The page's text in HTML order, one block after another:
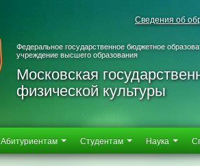
Сведения об
Федеральное государственное бюджетное
учреждение высшего образования
Московская
физической культуры
Абитуриентам Студентам Наука